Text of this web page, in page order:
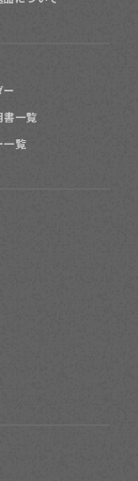
ー
書一覧
一覧